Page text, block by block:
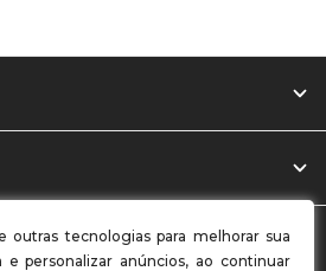
outras tecnologias para melhorar sua
e personalizar anúncios, ao continuar